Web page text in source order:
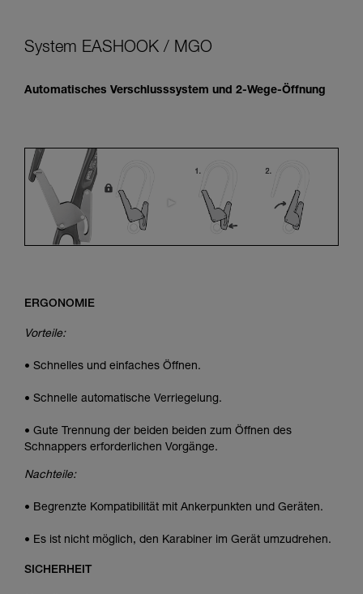
System EASHOOK / MGO
Automatisches Verschlusssystem und 2-Wege-Öffnung
ERGONOMIE
Vorteile:
• Schnelles und einfaches Öffnen.
• Schnelle automatische Verriegelung.
• Gute Trennung der beiden beiden zum Öffnen des
Schnappers erforderlichen Vorgänge.
Nachteile:
• Begrenzte Kompatibilität mit Ankerpunkten und Geräten.
• Es ist nicht möglich, den Karabiner im Gerät umzudrehen.
SICHERHEIT